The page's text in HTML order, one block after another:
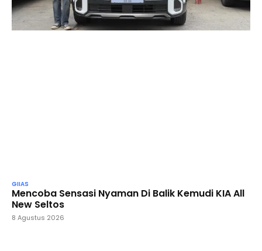
GIIAS
Mencoba Sensasi Nyaman Di Balik Kemudi KIA All
New Seltos
8 Agustus 2026